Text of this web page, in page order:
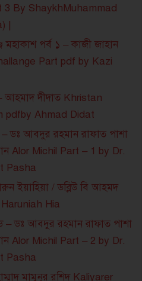
3 By ShaykhMuhammad
|
পর্ব ১ – কাজী জাহান
Part pdf by Kazi
– আহমাদ দীদাত Khristan
pdfby Ahmad Didat
ডঃ আবদুর রহমান রাফাত পাশা
Alor Michil Part – 1 by Dr.
Pasha
ইয়াহিয়া / ডব্লিউ বি আহমদ
Hia
– ডঃ আবদুর রহমান রাফাত পাশা
Alor Michil Part – 2 by Dr.
Pasha
মামুনুর রশিদ Kaliyarer